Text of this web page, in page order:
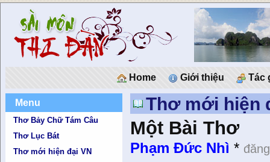
Home Giới thiệu Tác
Menu
Thơ Bảy Chữ Tám Câu
Thơ Lục Bát
Thơ mới hiện đại VN
Thơ mới hiện
Một Bài Thơ
Phạm Đức Nhì *